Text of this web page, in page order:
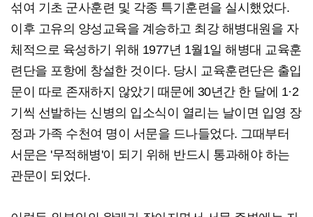
섞여 기초 군사훈련 및 각종 특기훈련을 실시했었다.
이후 고유의 양성교육을 계승하고 최강 해병대원을 자
체적으로 육성하기 위해 1977년 1월1일 해병대 교육훈
련단을 포항에 창설한 것이다. 당시 교육훈련단은 출입
문이 따로 존재하지 않았기 때문에 30년간 한 달에 1·2
기씩 선발하는 신병의 입소식이 열리는 날이면 입영 장
정과 가족 수천여 명이 서문을 드나들었다. 그때부터
서문은 '무적해병'이 되기 위해 반드시 통과해야 하는
관문이 되었다.